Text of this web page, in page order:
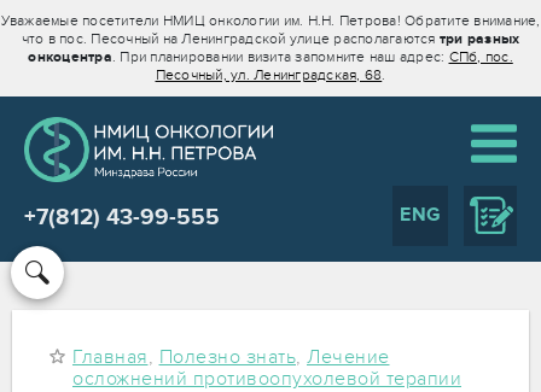
Уважаемые посетители НМИЦ онкологии им. Н.Н. Петрова! Обратите внимание,
что в пос. Песочный на Ленинградской улице располагаются три разных
онкоцентра. При планировании визита запомните наш адрес: СПб, пос.
Песочный, ул. Ленинградская, 68.
+7(812) 43-99-555 ENG
Главная, Полезно знать, Лечение
осложнений противоопухолевой терапии